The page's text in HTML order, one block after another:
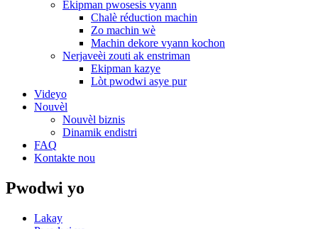
Ekipman pwosesis vyann
Chalè réduction machin
Zo machin wè
Machin dekore vyann kochon
Nerjaveèi zouti ak enstriman
Ekipman kazye
Lòt pwodwi asye pur
Videyo
Nouvèl
Nouvèl biznis
Dinamik endistri
FAQ
Kontakte nou
Pwodwi yo
Lakay